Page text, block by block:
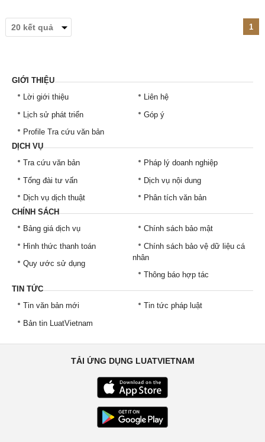
1
GIỚI THIỆU
Lời giới thiệu
Lịch sử phát triển
Profile Tra cứu văn bản
Liên hệ
Góp ý
DỊCH VỤ
Tra cứu văn bản
Tổng đài tư vấn
Dịch vụ dịch thuật
Pháp lý doanh nghiệp
Dịch vụ nội dung
Phân tích văn bản
CHÍNH SÁCH
Bảng giá dịch vụ
Hình thức thanh toán
Quy ước sử dụng
Chính sách bảo mật
Chính sách bảo vệ dữ liệu cá
nhân
Thông báo hợp tác
TIN TỨC
Tin văn bản mới
Bản tin LuatVietnam
Tin tức pháp luật
TẢI ỨNG DỤNG LUATVIETNAM